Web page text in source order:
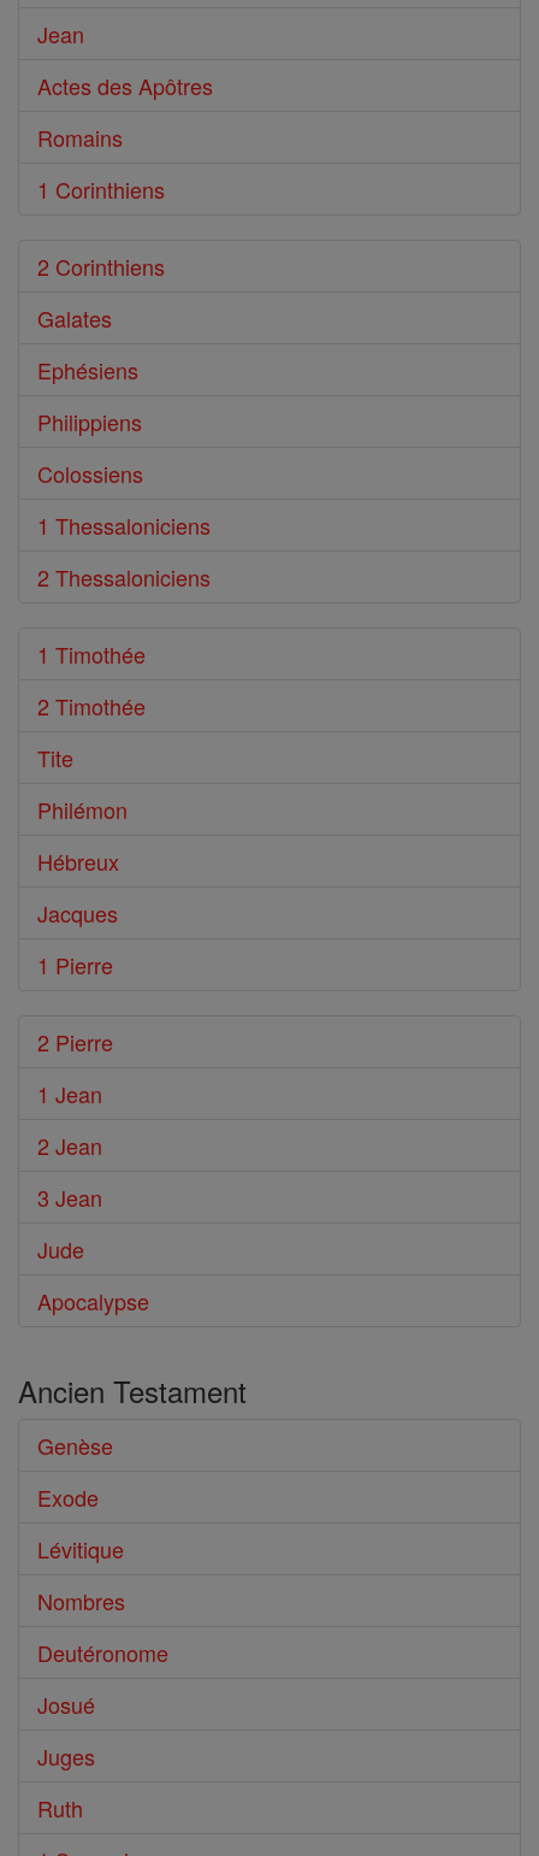
Jean
Actes des Apôtres
Romains
1 Corinthiens
2 Corinthiens
Galates
Ephésiens
Philippiens
Colossiens
1 Thessaloniciens
2 Thessaloniciens
1 Timothée
2 Timothée
Tite
Philémon
Hébreux
Jacques
1 Pierre
2 Pierre
1 Jean
2 Jean
3 Jean
Jude
Apocalypse
Ancien Testament
Genèse
Exode
Lévitique
Nombres
Deutéronome
Josué
Juges
Ruth